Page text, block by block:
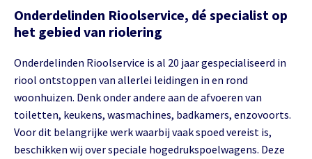
Onderdelinden Rioolservice, dé specialist op
het gebied van riolering
Onderdelinden Rioolservice is al 20 jaar gespecialiseerd in
riool ontstoppen van allerlei leidingen in en rond
woonhuizen. Denk onder andere aan de afvoeren van
toiletten, keukens, wasmachines, badkamers, enzovoorts.
Voor dit belangrijke werk waarbij vaak spoed vereist is,
beschikken wij over speciale hogedrukspoelwagens. Deze